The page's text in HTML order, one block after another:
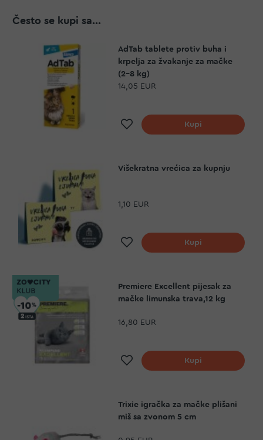
Često se kupi sa...
AdTab tablete protiv buha i
krpelja za žvakanje za mačke
(2-8 kg)
14,05 EUR
Dodaj na listu želja
Kupi
Višekratna vrećica za kupnju
1,10 EUR
Dodaj na listu želja
Kupi
Premiere Excellent pijesak za
mačke limunska trava,12 kg
16,80 EUR
Dodaj na listu želja
Kupi
Trixie igračka za mačke plišani
miš sa zvonom 5 cm